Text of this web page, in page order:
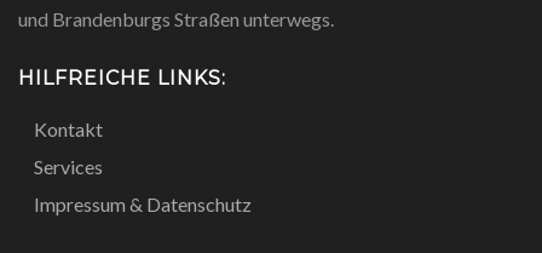
und Brandenburgs Straßen unterwegs.
HILFREICHE LINKS:
Kontakt
Services
Impressum & Datenschutz